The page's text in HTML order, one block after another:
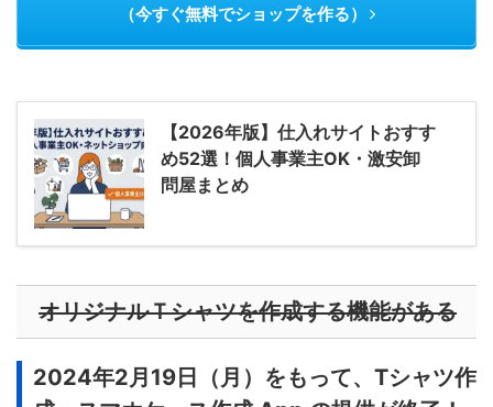
（今すぐ無料でショップを作る）
【2026年版】仕入れサイトおすす
め52選！個人事業主OK・激安卸
問屋まとめ
オリジナルＴシャツを作成する機能がある
2024年2月19日（月）をもって、Tシャツ作